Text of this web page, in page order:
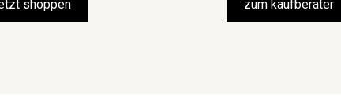
shoppen zum kaufberater